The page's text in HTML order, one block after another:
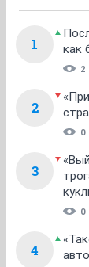
1
как
2
2
0
3
0
4